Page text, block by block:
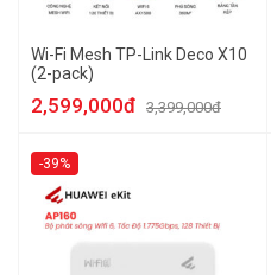
Wi-Fi Mesh TP-Link Deco X10
(2-pack)
2,599,000đ 3,399,000đ
-39%